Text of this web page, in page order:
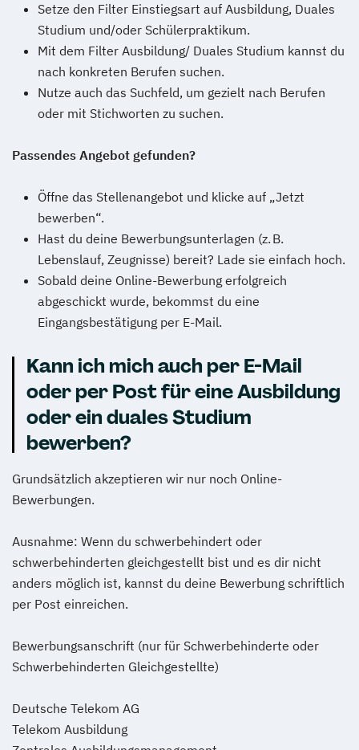
Setze den Filter Einstiegsart auf Ausbildung, Duales
Studium und/oder Schülerpraktikum.
Mit dem Filter Ausbildung/ Duales Studium kannst du
nach konkreten Berufen suchen.
Nutze auch das Suchfeld, um gezielt nach Berufen
oder mit Stichworten zu suchen.
Passendes Angebot gefunden?
Öffne das Stellenangebot und klicke auf „Jetzt
bewerben“.
Hast du deine Bewerbungsunterlagen (z. B.
Lebenslauf, Zeugnisse) bereit? Lade sie einfach hoch.
Sobald deine Online-Bewerbung erfolgreich
abgeschickt wurde, bekommst du eine
Eingangsbestätigung per E-Mail.
Kann ich mich auch per E-Mail
oder per Post für eine Ausbildung
oder ein duales Studium
bewerben?
Grundsätzlich akzeptieren wir nur noch Online-
Bewerbungen.
Ausnahme: Wenn du schwerbehindert oder
schwerbehinderten gleichgestellt bist und es dir nicht
anders möglich ist, kannst du deine Bewerbung schriftlich
per Post einreichen.
Bewerbungsanschrift (nur für Schwerbehinderte oder
Schwerbehinderten Gleichgestellte)
Deutsche Telekom AG
Telekom Ausbildung